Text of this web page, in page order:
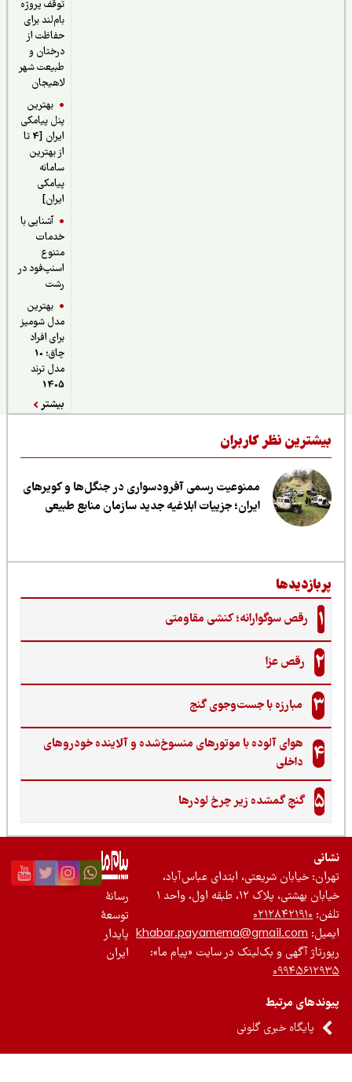
توقف پروژه
بام‌لند برای
حفاظت از
درختان و
طبیعت شهر
لاهیجان
بهترین
پنل پیامکی
ایران [4 تا
از بهترین
سامانه
پیامکی
آشنایی با
خدمات
اسنپ‌فود در
بهترین
مدل شومیز
برای افراد
چاق؛ 10
مدل ترند
نظر کاربران
ممنوعیت رسمی آفرودسواری در جنگل‌ها و کویرهای
ایران؛ جزییات ابلاغیه جدید سازمان منابع طبیعی
رقص سوگوارانه؛ کنشی مقاومتی
رقص عزا
مبارزه با جست‌وجوی گنج‌
هوای آلوده با موتورهای منسوخ‌شده و آلاینده خودروهای
داخلی
گنجِ گمشده زیر چرخ لودرها
خیابان شریعتی، ابتدای عباس‌آباد،
بهشتی، پلاک ۱۲، طبقه اول، واحد ۱
۰۲۱۲۸۴۲۱۹۱۰
khabar.payamema@gmail.com
آگهی و بک‌لینک در سایت «پیام ما»:
مرتبط
پایگاه خبری گلونی
توسعۀ
پایدار
ایران